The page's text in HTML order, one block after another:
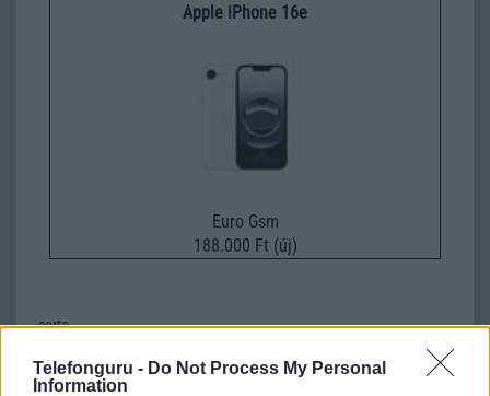
Telefonguru - Do Not Process My Personal
Information
Apple iPhone 16e
Euro Gsm
188.000 Ft (új)
corto
2010-5-2 0:51:18